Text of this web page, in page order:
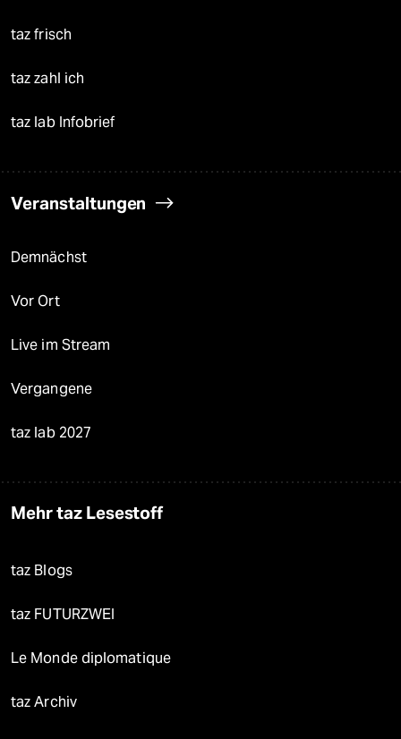
taz frisch
taz zahl ich
taz lab Infobrief
Veranstaltungen
Demnächst
Vor Ort
Live im Stream
Vergangene
taz lab 2027
Mehr taz Lesestoff
taz Blogs
taz FUTURZWEI
Le Monde diplomatique
taz Archiv